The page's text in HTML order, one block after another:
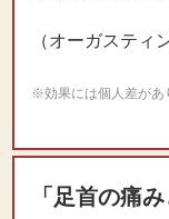
（オーガステ
※効果には個人差があ
「足首の痛